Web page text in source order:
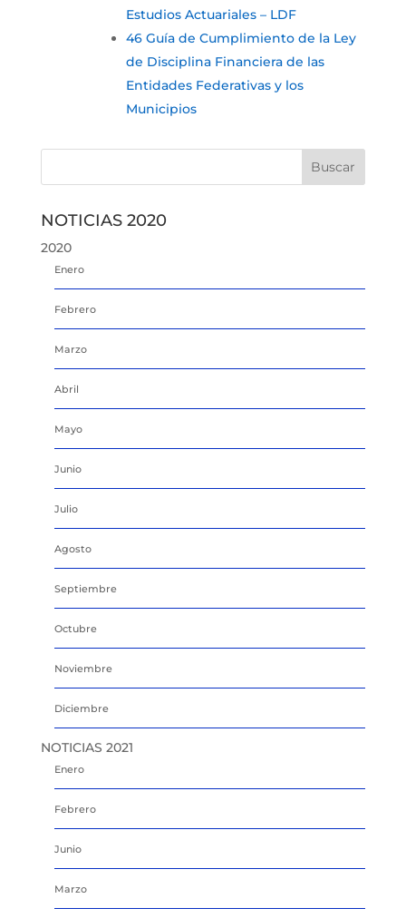
Estudios Actuariales – LDF
46 Guía de Cumplimiento de la Ley
de Disciplina Financiera de las
Entidades Federativas y los
Municipios
NOTICIAS 2020
2020
Enero
Febrero
Marzo
Abril
Mayo
Junio
Julio
Agosto
Septiembre
Octubre
Noviembre
Diciembre
NOTICIAS 2021
Enero
Febrero
Junio
Marzo